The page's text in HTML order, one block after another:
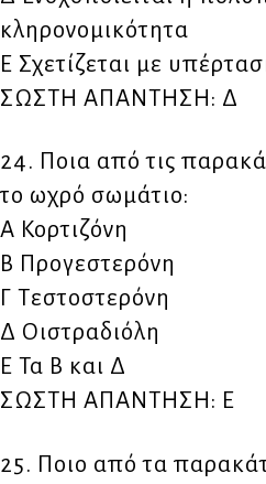
κληρονομικότητα
Ε Σχετίζεται με
ΣΩΣΤΗ ΑΠΑΝΤΗΣΗ: Δ
24. Ποια από τις
το ωχρό σωμάτιο:
Α Κορτιζόνη
Β Προγεστερόνη
Γ Τεστοστερόνη
Δ Οιστραδιόλη
Ε Τα Β και Δ
ΣΩΣΤΗ ΑΠΑΝΤΗΣΗ: Ε
25. Ποιο από τα